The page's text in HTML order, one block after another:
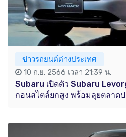
ข่าวรถยนต์ต่างประเทศ
10 ก.ย. 2566 เวลา 21:39 น.
Subaru เปิดตัว Subaru
กอนสไตล์ยกสูง พร้อมลุยตลาด